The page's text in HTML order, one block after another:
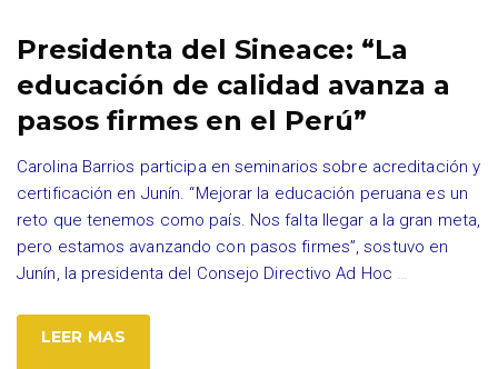
Presidenta del Sineace: “La
educación de calidad avanza a
pasos firmes en el Perú”
Carolina Barrios participa en seminarios sobre acreditación y
certificación en Junín. “Mejorar la educación peruana es un
reto que tenemos como país. Nos falta llegar a la gran meta,
pero estamos avanzando con pasos firmes”, sostuvo en
Junín, la presidenta del Consejo Directivo Ad Hoc …
LEER MAS